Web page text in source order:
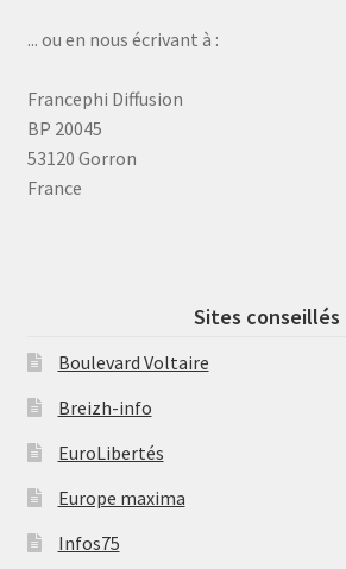
... ou en nous écrivant à :
Francephi Diffusion
BP 20045
53120 Gorron
France
Sites conseillés
Boulevard Voltaire
Breizh-info
EuroLibertés
Europe maxima
Infos75